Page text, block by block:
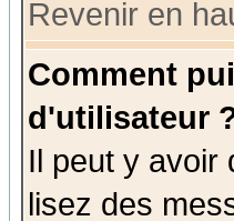
Revenir en
Comment
d'utilisateur
Il peut y avoir
lisez des